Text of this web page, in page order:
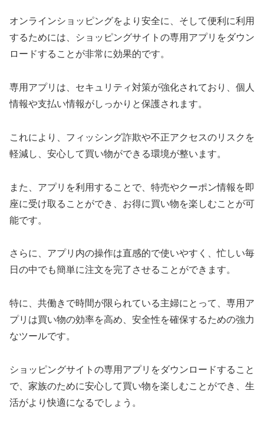
オンラインショッピングをより安全に、そして便利に利用
するためには、ショッピングサイトの専用アプリをダウン
ロードすることが非常に効果的です。
専用アプリは、セキュリティ対策が強化されており、個人
情報や支払い情報がしっかりと保護されます。
これにより、フィッシング詐欺や不正アクセスのリスクを
軽減し、安心して買い物ができる環境が整います。
また、アプリを利用することで、特売やクーポン情報を即
座に受け取ることができ、お得に買い物を楽しむことが可
能です。
さらに、アプリ内の操作は直感的で使いやすく、忙しい毎
日の中でも簡単に注文を完了させることができます。
特に、共働きで時間が限られている主婦にとって、専用ア
プリは買い物の効率を高め、安全性を確保するための強力
なツールです。
ショッピングサイトの専用アプリをダウンロードすること
で、家族のために安心して買い物を楽しむことができ、生
活がより快適になるでしょう。